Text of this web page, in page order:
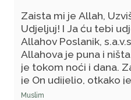
Zaista mi je Allah,
Udjeljuj! I Ja ću tebi
Allahov Poslanik,
Allahova je puna i
je tokom noći i dana.
je On udijelio, otkako
zemlju?! Ništa od toga
Muslim